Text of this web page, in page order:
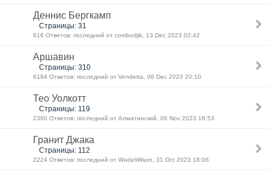
Деннис Бергкамп
Страницы: 31
616 Ответов: последний от combodjik, 13 Dec 2023 02:42
Аршавин
Страницы: 310
6184 Ответов: последний от Vendetta, 06 Dec 2023 20:10
Тео Уолкотт
Страницы: 119
2360 Ответов: последний от Алматинский, 06 Nov 2023 18:53
Гранит Джака
Страницы: 112
2224 Ответов: последний от WadeWilson, 31 Oct 2023 18:06